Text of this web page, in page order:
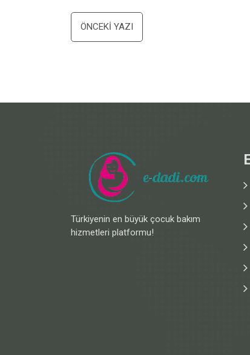
Yazı
dolaşımı
ÖNCEKI YAZI
Türkiyenin en büyük çocuk bakım
hizmetleri platformu!